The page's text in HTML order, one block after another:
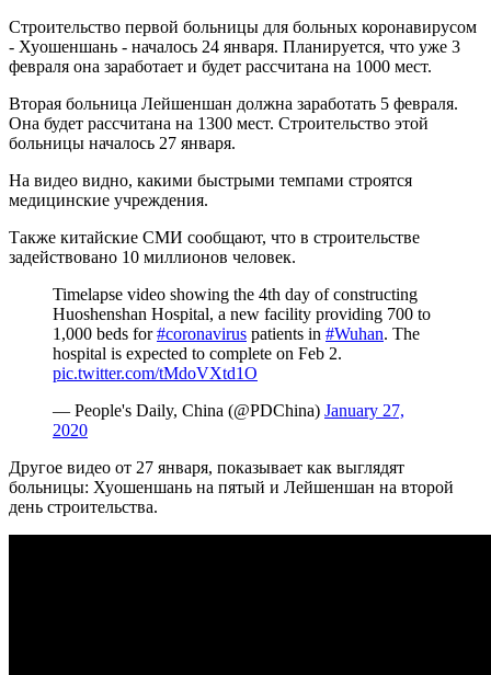
Строительство первой больницы для больных коронавирусом
- Хуошеншань - началось 24 января. Планируется, что уже 3
февраля она заработает и будет рассчитана на 1000 мест.
Вторая больница Лейшеншан должна заработать 5 февраля.
Она будет рассчитана на 1300 мест. Строительство этой
больницы началось 27 января.
На видео видно, какими быстрыми темпами строятся
медицинские учреждения.
Также китайские СМИ сообщают, что в строительстве
задействовано 10 миллионов человек.
Timelapse video showing the 4th day of constructing
Huoshenshan Hospital, a new facility providing 700 to
1,000 beds for#coronavirus patients in #Wuhan. The
hospital is expected to complete on Feb 2.
pic.twitter.com/tMdoVXtd1O
— People's Daily, China (@PDChina) January 27,
2020
Другое видео от 27 января, показывает как выглядят
больницы: Хуошеншань на пятый и Лейшеншан на второй
день строительства.